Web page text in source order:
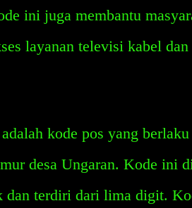
ini juga membantu
layanan televisi kabel dan
kode pos yang
desa Ungaran. Kode ini
dan terdiri dari lima digit.